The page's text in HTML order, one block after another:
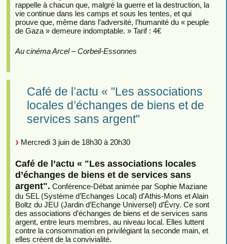
rappelle à chacun que, malgré la guerre et la destruction, la
vie continue dans les camps et sous les tentes, et qui
prouve que, même dans l’adversité, l’humanité du « peuple
de Gaza » demeure indomptable. » Tarif : 4€
Au cinéma Arcel – Corbeil-Essonnes
Café de l’actu « "Les associations
locales d’échanges de biens et de
services sans argent"
Mercredi 3 juin de 18h30 à 20h30
Café de l’actu « "Les associations locales
d’échanges de biens et de services sans
argent". Conférence-Débat animée par Sophie Maziane
du SEL (Système d’Echanges Local) d’Athis-Mons et Alain
Boltz du JEU (Jardin d’Echange Universel) d’Évry. Ce sont
des associations d’échanges de biens et de services sans
argent, entre leurs membres, au niveau local. Elles luttent
contre la consommation en privilégiant la seconde main, et
elles créent de la convivialité.